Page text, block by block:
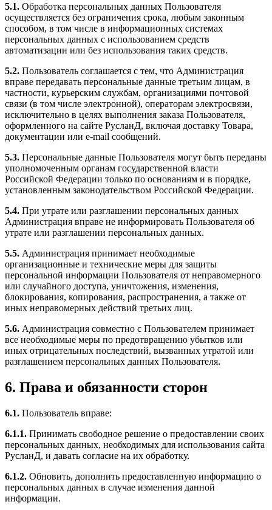
5.1. Обработка персональных данных Пользователя
осуществляется без ограничения срока, любым законным
способом, в том числе в информационных системах
персональных данных с использованием средств
автоматизации или без использования таких средств.
5.2. Пользователь соглашается с тем, что Администрация
вправе передавать персональные данные третьим лицам, в
частности, курьерским службам, организациями почтовой
связи (в том числе электронной), операторам электросвязи,
исключительно в целях выполнения заказа Пользователя,
оформленного на сайте РусланД, включая доставку Товара,
документации или e-mail сообщений.
5.3. Персональные данные Пользователя могут быть переданы
уполномоченным органам государственной власти
Российской Федерации только по основаниям и в порядке,
установленным законодательством Российской Федерации.
5.4. При утрате или разглашении персональных данных
Администрация вправе не информировать Пользователя об
утрате или разглашении персональных данных.
5.5. Администрация принимает необходимые
организационные и технические меры для защиты
персональной информации Пользователя от неправомерного
или случайного доступа, уничтожения, изменения,
блокирования, копирования, распространения, а также от
иных неправомерных действий третьих лиц.
5.6. Администрация совместно с Пользователем принимает
все необходимые меры по предотвращению убытков или
иных отрицательных последствий, вызванных утратой или
разглашением персональных данных Пользователя.
6. Права и обязанности сторон
6.1. Пользователь вправе:
6.1.1. Принимать свободное решение о предоставлении своих
персональных данных, необходимых для использования сайта
РусланД, и давать согласие на их обработку.
6.1.2. Обновить, дополнить предоставленную информацию о
персональных данных в случае изменения данной
информации.